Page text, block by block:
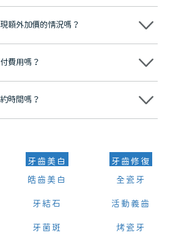
國家和地區的顧客，受到粵港澳大灣區及周邊城
及信任推薦 珠海、深圳設有八大分院，香港亦設
，有任何問題都可以隨時預約免費咨詢，讓人十
服務之前，你不會被收取任何費用。
額外加價的情況嗎？
細說明治療方案及對應的價錢，顧客同意並簽字
費用嗎？
當日匯率轉算收取費用，而匯率會及時告知客人
時間嗎？
或whatsapp聯絡我們，告知我們你原本預約
牙齒美白
皓齒美白
牙結石
牙菌斑
牙齒修復
全瓷牙
活動義齒
烤瓷牙